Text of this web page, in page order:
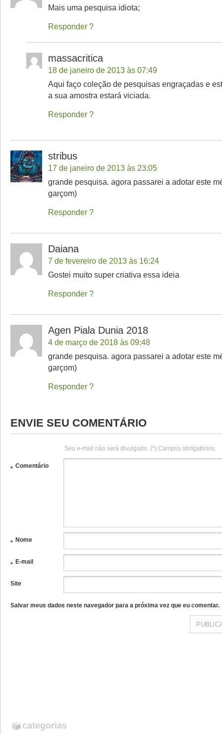
Mais uma pesquisa idiota;
Responder
massacritica
18 de janeiro de 2013 às 07:49
Aqui faço coleção de pesquisas engraçadas e
a sua amostra estará viciada.
Responder
stribus
17 de janeiro de 2013 às 23:05
grande pesquisa. agora passarei a adotar este
garçom)
Responder
Daiana
7 de fevereiro de 2013 às 16:24
Gostei muito super criativa essa ideia
Responder
Agen Piala Dunia 2018
4 de março de 2018 às 09:48
grande pesquisa. agora passarei a adotar este
garçom)
Responder
ENVIE SEU COMENTÁRIO
Seu e-mail não será divulgado. (*) Campos obrigatórios.
Comentário
*
Nome
*
E-mail
*
Site
Salvar meus dados neste navegador para a próxima vez que eu comentar.
categorias